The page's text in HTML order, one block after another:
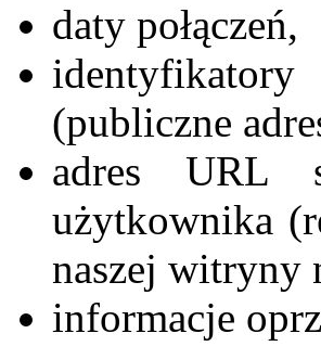
daty połączeń,
(publiczne
adres URL
użytkownika
naszej witryny
informacje